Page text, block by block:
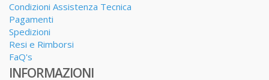
Condizioni Assistenza Tecnica
Pagamenti
Spedizioni
Resi e Rimborsi
FaQ's
INFORMAZIONI